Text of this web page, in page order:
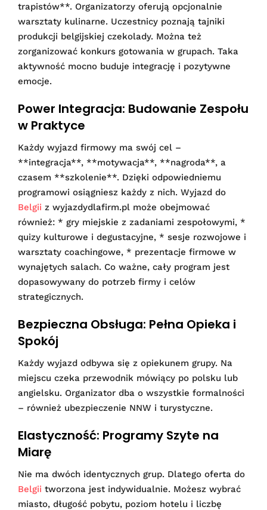
trapistów**. Organizatorzy oferują opcjonalnie
warsztaty kulinarne. Uczestnicy poznają tajniki
produkcji belgijskiej czekolady. Można też
zorganizować konkurs gotowania w grupach. Taka
aktywność mocno buduje integrację i pozytywne
emocje.
Power Integracja: Budowanie Zespołu
w Praktyce
Każdy wyjazd firmowy ma swój cel –
**integracja**, **motywacja**, **nagroda**, a
czasem **szkolenie**. Dzięki odpowiedniemu
programowi osiągniesz każdy z nich. Wyjazd do
Belgii z wyjazdydlafirm.pl może obejmować
również: * gry miejskie z zadaniami zespołowymi, *
quizy kulturowe i degustacyjne, * sesje rozwojowe i
warsztaty coachingowe, * prezentacje firmowe w
wynajętych salach. Co ważne, cały program jest
dopasowywany do potrzeb firmy i celów
strategicznych.
Bezpieczna Obsługa: Pełna Opieka i
Spokój
Każdy wyjazd odbywa się z opiekunem grupy. Na
miejscu czeka przewodnik mówiący po polsku lub
angielsku. Organizator dba o wszystkie formalności
– również ubezpieczenie NNW i turystyczne.
Elastyczność: Programy Szyte na
Miarę
Nie ma dwóch identycznych grup. Dlatego oferta do
Belgii tworzona jest indywidualnie. Możesz wybrać
miasto, długość pobytu, poziom hotelu i liczbę